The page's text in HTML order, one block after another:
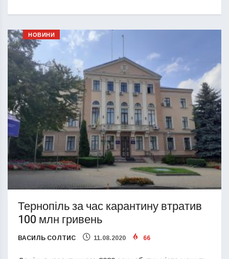
НОВИНИ
Тернопіль за час карантину втратив
100 млн гривень
ВАСИЛЬ СОЛТИС 11.08.2020 66